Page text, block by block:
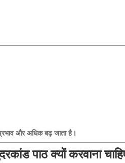
और अधिक बढ़ जाता है।
पाठ क्यों करवाना